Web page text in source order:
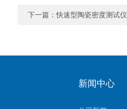
下一篇：快速型陶瓷密度测试仪
新闻中心